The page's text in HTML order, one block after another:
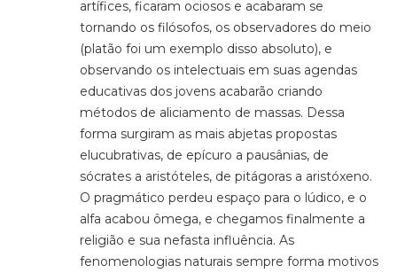
artífices, ficaram ociosos e acabaram se
tornando os filósofos, os observadores do meio
(platão foi um exemplo disso absoluto), e
observando os intelectuais em suas agendas
educativas dos jovens acabarão criando
métodos de aliciamento de massas. Dessa
forma surgiram as mais abjetas propostas
elucubrativas, de epícuro a pausânias, de
sócrates a aristóteles, de pitágoras a aristóxeno.
O pragmático perdeu espaço para o lúdico, e o
alfa acabou ômega, e chegamos finalmente a
religião e sua nefasta influência. As
fenomenologias naturais sempre forma motivos